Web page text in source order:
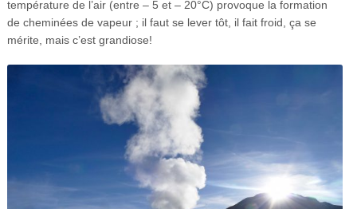
température de l’air (entre – 5 et – 20°C) provoque la formation
de cheminées de vapeur ; il faut se lever tôt, il fait froid, ça se
mérite, mais c’est grandiose!